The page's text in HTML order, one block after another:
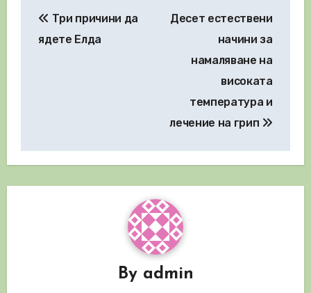
Три причини да
ядете Елда
Десет естествени
начини за
намаляване на
високата
температура и
лечение на грип
By admin